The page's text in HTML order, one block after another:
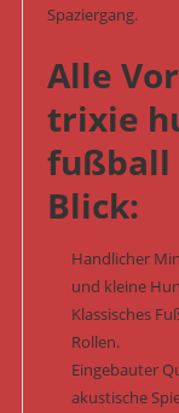
Spaziergang.
Alle
trixie
fußball
Blick:
Handlicher
und kleine
Klassisches
Rollen.
Eingebauter
akustische